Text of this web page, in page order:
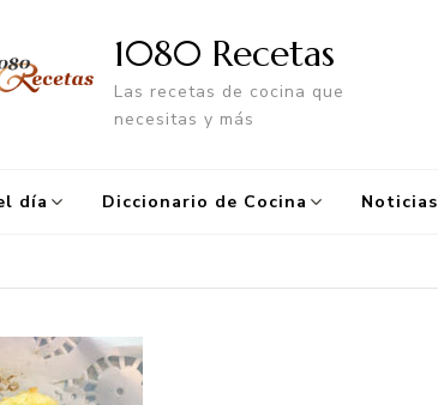
1080 Recetas
Las recetas de cocina que
necesitas y más
día Diccionario de Cocina Noticias